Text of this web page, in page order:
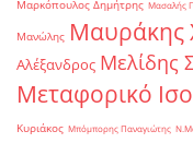
Μαρκόπουλος Δημήτρης Μασαλής
Μανώλης Μαυράκης
Αλέξανδρος Μελίδης
Μεταφορικό
Κυριάκος Μπόμπορης Παναγιώτης